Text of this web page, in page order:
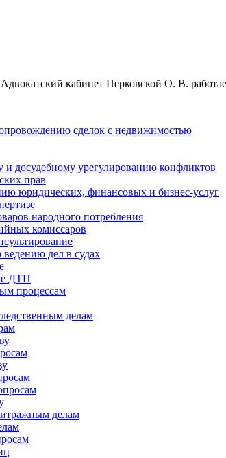
кабинет Перковской О. В.
сделок с недвижимостью
досудебному урегулированию конфликтов
прав
юридических, финансовых и бизнес-услуг
народного потребления
комиссаров
дел в судах
ДТП
процессам
делам
делам